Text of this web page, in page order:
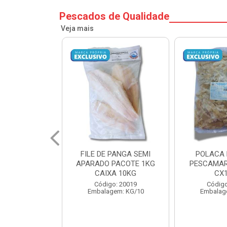
Pescados de Qualidade
Veja mais
POLACA DESFIADA
PESCAMARES PCT5KG
CX10KG
Código: 20161
Embalagem: KG/10
POLACA